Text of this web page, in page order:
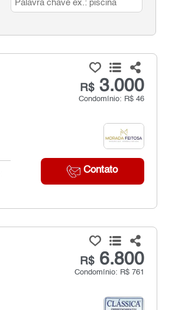
R$3.000
Condomínio: R$ 46
Contato
R$6.800
Condomínio: R$ 761